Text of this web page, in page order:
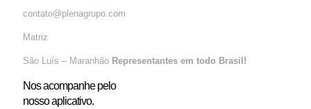
contato@plenagrupo.com
Matriz
São Luís – Maranhão Representantes em todo Brasil!
Nos acompanhe pelo
nosso aplicativo.